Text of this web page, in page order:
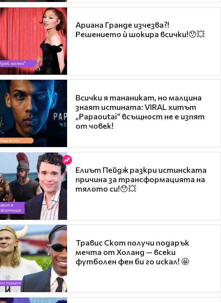
Ариана Гранде изчезва?!
Решението ѝ шокира всички!😯💥
Всички я тананикат, но малцина
знаят истината: VIRAL хитът
„Papaoutai“ всъщност не е изпят
от човек!
Елиът Пейдж разкри истинската
причина за трансформацията на
тялото си!😯💥
Травис Скот получи подарък
мечта от Холанд — всеки
футболен фен би го искал! 🤩